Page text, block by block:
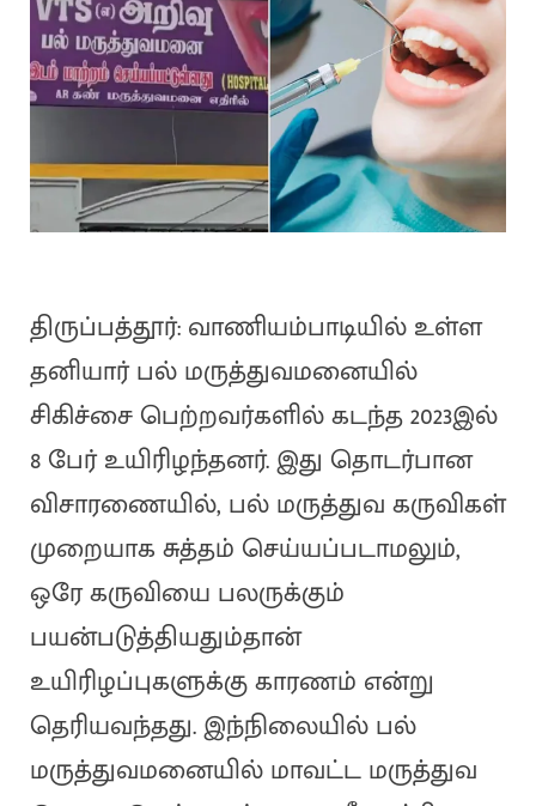
திருப்பத்தூர்: வாணியம்பாடியில் உள்ள
தனியார் பல் மருத்துவமனையில்
சிகிச்சை பெற்றவர்களில் கடந்த 2023இல்
8 பேர் உயிரிழந்தனர். இது தொடர்பான
விசாரணையில், பல் மருத்துவ கருவிகள்
முறையாக சுத்தம் செய்யப்படாமலும்,
ஒரே கருவியை பலருக்கும்
பயன்படுத்தியதும்தான்
உயிரிழப்புகளுக்கு காரணம் என்று
தெரியவந்தது. இந்நிலையில் பல்
மருத்துவமனையில் மாவட்ட மருத்துவ